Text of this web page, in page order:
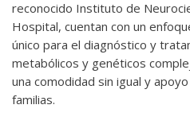
reconocido Instituto de
Hospital, cuentan con un
único para el diagnóstico y
metabólicos y genéticos
una comodidad sin igual y
familias.